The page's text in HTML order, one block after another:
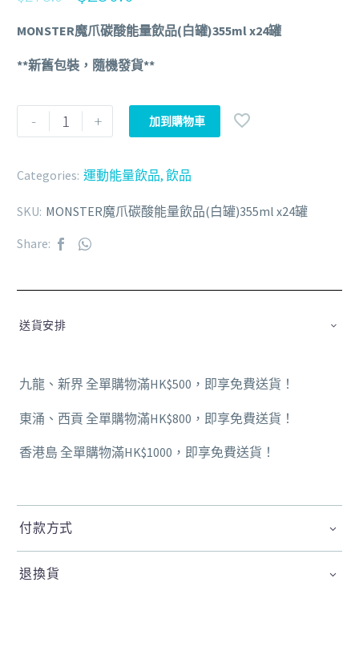
MONSTER魔爪碳酸能量飲品(白罐)355ml x24罐
**新舊包裝，隨機發貨**
- + 加到購物車
Categories: 運動能量飲品, 飲品
SKU: MONSTER魔爪碳酸能量飲品(白罐)355ml x24罐
Share:
送貨安排
九龍、新界 全單購物滿HK$500，即享免費送貨！
東涌、西貢 全單購物滿HK$800，即享免費送貨！
香港島 全單購物滿HK$1000，即享免費送貨！
付款方式
退換貨